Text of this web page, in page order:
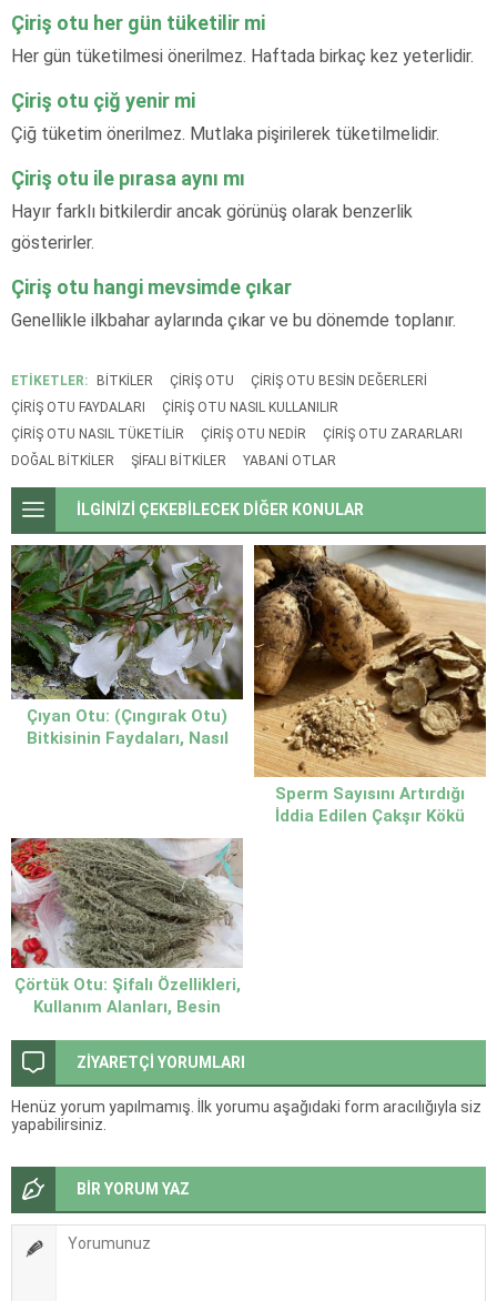
Çiriş otu her gün tüketilir mi
Her gün tüketilmesi önerilmez. Haftada birkaç kez yeterlidir.
Çiriş otu çiğ yenir mi
Çiğ tüketim önerilmez. Mutlaka pişirilerek tüketilmelidir.
Çiriş otu ile pırasa aynı mı
Hayır farklı bitkilerdir ancak görünüş olarak benzerlik
gösterirler.
Çiriş otu hangi mevsimde çıkar
Genellikle ilkbahar aylarında çıkar ve bu dönemde toplanır.
ETİKETLER: BITKILER ÇIRIŞ OTU
ÇIRIŞ OTU BESIN DEĞERLERI
ÇIRIŞ OTU FAYDALARI
ÇIRIŞ OTU NASIL KULLANILIR
ÇIRIŞ OTU NASIL TÜKETILIR
ÇIRIŞ OTU NEDIR
ÇIRIŞ OTU ZARARLARI
DOĞAL BITKILER
ŞIFALI BITKILER YABANI OTLAR
İLGİNİZİ ÇEKEBİLECEK DİĞER KONULAR
Çıyan Otu: (Çıngırak Otu)
Bitkisinin Faydaları, Nasıl
Sperm Sayısını Artırdığı
İddia Edilen Çakşır Kökü
Çörtük Otu: Şifalı Özellikleri,
Kullanım Alanları, Besin
ZİYARETÇİ YORUMLARI
Henüz yorum yapılmamış. İlk yorumu aşağıdaki form aracılığıyla siz
yapabilirsiniz.
BİR YORUM YAZ